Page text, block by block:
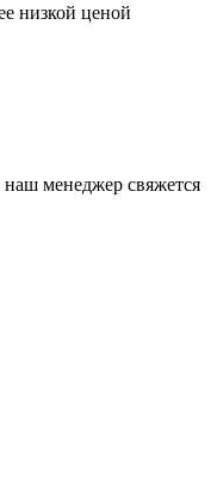
низкой ценой
менеджер свяжется